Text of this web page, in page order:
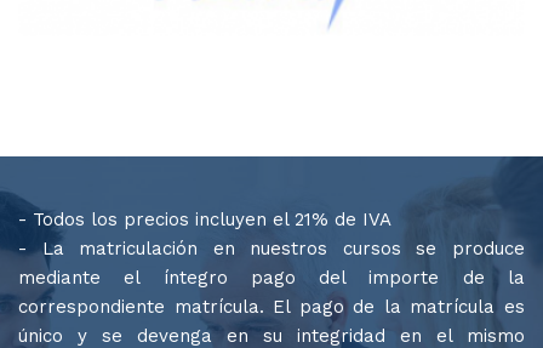
- Todos los precios incluyen el 21% de IVA
- La matriculación en nuestros cursos se produce
mediante el íntegro pago del importe de la
correspondiente matrícula. El pago de la matrícula es
único y se devenga en su integridad en el mismo